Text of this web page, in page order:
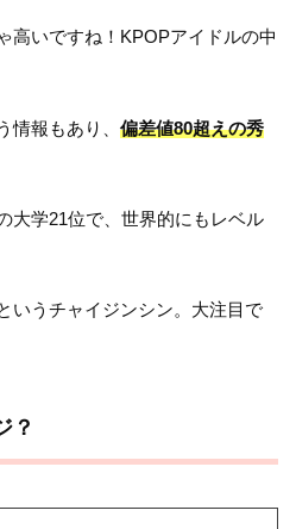
高いですね！KPOPアイドルの中
情報もあり、偏差値80超えの秀
大学21位で、世界的にもレベル
いうチャイジンシン。大注目で
？